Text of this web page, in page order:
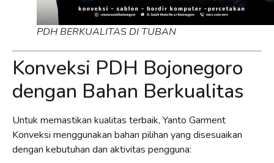
PDH BERKUALITAS DI TUBAN
Konveksi PDH Bojonegoro
dengan Bahan Berkualitas
Untuk memastikan kualitas terbaik, Yanto Garment
Konveksi menggunakan bahan pilihan yang disesuaikan
dengan kebutuhan dan aktivitas pengguna: